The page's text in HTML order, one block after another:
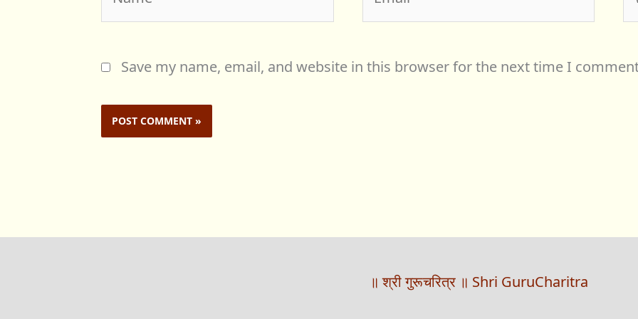
Save my name, email, and website in this browser for the next time I
॥ श्री गुरूचरित्र ॥ Shri GuruCharitra